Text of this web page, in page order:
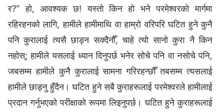
र?” हो, आवश्यक छ! यस्तो किन हो भने परमेश्‍वरको मार्गमा
रहिरहनको लागि, हामीले हामीमाथि वा हाम्रो वरिपरि घटित हुने कुनै
पनि कुरालाई त्यसै छाड्न सक्दैनौँ, चाहे त्यो सानो कुरा नै किन
नहोस्; हामीले यसलाई ध्यान दिनुपर्छ भनेर सोचे पनि वा नसोचे पनि,
जबसम्म हामीले कुनै कुरालाई सामना गरिरहन्छौँ तबसम्म त्यसलाई
हामीले छाड्नु हुँदैन। घटित हुने सबै कुराहरूलाई परमेश्‍वरले हामीलाई
प्रदान गर्नुभएको परीक्षाको रूपमा लिइनुपर्छ। घटित हुने कुराहरूलाई